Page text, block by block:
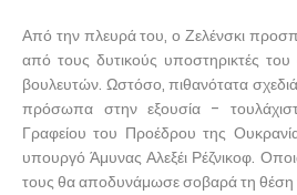
Από την πλευρά του, ο Ζελένσκι
από τους δυτικούς υποστηρικτές
βουλευτών. Ωστόσο, πιθανότατα
πρόσωπα στην εξουσία -
Γραφείου του Προέδρου της
υπουργό Άμυνας Αλεξέι Ρέζνικοφ.
τους θα αποδυνάμωσε σοβαρά τη